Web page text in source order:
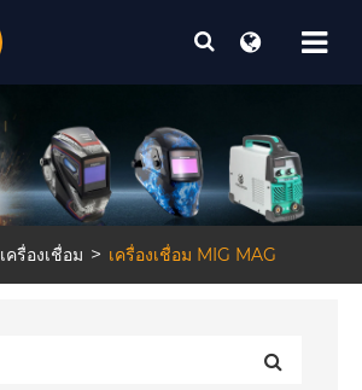
เครื่องเชื่อม เครื่องเชื่อม MIG MAG